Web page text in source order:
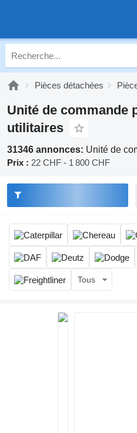
Pièces détachées
Unité de commande
utilitaires
31346 annonces: Unité de
Prix : 22 CHF - 1 800 CHF
Tous